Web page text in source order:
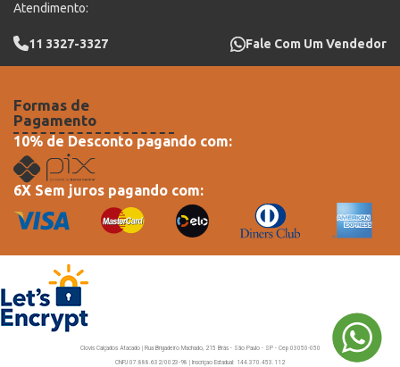
Atendimento:
11 3327-3327 Fale Com Um Vendedor
Formas de
Pagamento
10% de Desconto pagando com:
6X Sem juros pagando com:
Clovis Calçados Atacado | Rua Brigadeiro Machado, 215 Brás - São Paulo - SP - Cep 03050-050
CNPJ 07.888.632/0023-98 | Inscriçao Estadual: 144.370.453.112